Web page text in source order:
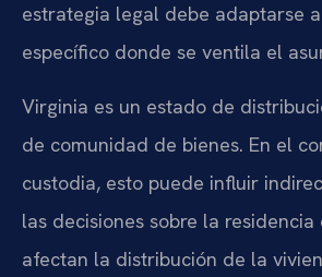
estrategia legal debe adaptarse
específico donde se ventila el
Virginia es un estado de
de comunidad de bienes. En el
custodia, esto puede influir
las decisiones sobre la
afectan la distribución de la